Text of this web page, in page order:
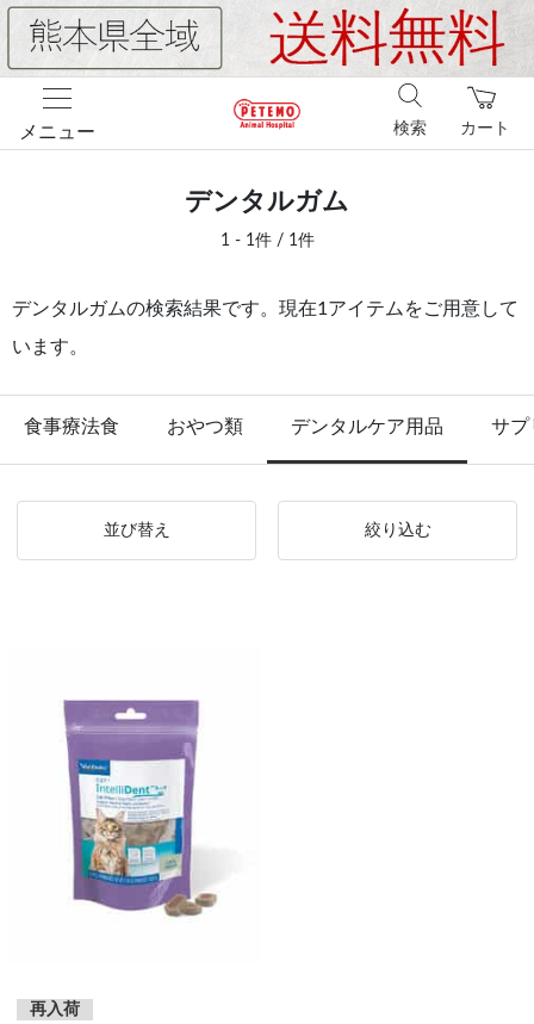
メニュー カート
検索
デンタルガム
1 - 1件 / 1件
デンタルガムの検索結果です。現在1アイテムをご用意して
います。
食事療法食 おやつ類 デンタルケア用品 サプ
並び替え 絞り込む
再入荷